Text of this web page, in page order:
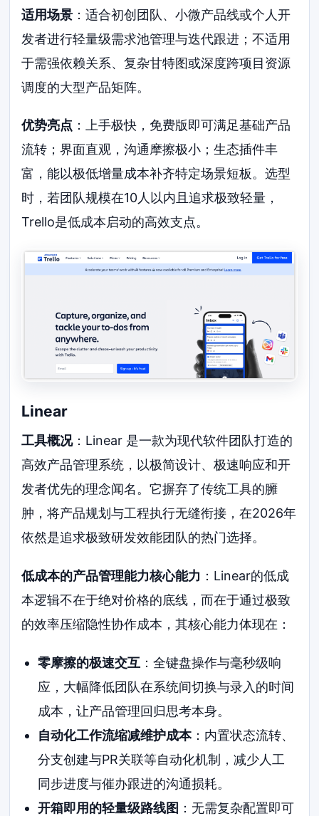
适用场景 ：适合初创团队、小微产品线或个人开
发者进行轻量级需求池管理与迭代跟进；不适用
于需强依赖关系、复杂甘特图或深度跨项目资源
调度的大型产品矩阵。
优势亮点 ：上手极快，免费版即可满足基础产品
流转；界面直观，沟通摩擦极小；生态插件丰
富，能以极低增量成本补齐特定场景短板。选型
时，若团队规模在10人以内且追求极致轻量，
Trello是低成本启动的高效支点。
Linear
工具概况：Linear 是一款为现代软件团队打造的
高效产品管理系统，以极简设计、极速响应和开
发者优先的理念闻名。它摒弃了传统工具的臃
肿，将产品规划与工程执行无缝衔接，在2026年
依然是追求极致研发效能团队的热门选择。
低成本的产品管理能力核心能力 ：Linear的低成
本逻辑不在于绝对价格的底线，而在于通过极致
的效率压缩隐性协作成本，其核心能力体现在：
零摩擦的极速交互 ：全键盘操作与毫秒级响
应，大幅降低团队在系统间切换与录入的时间
成本，让产品管理回归思考本身。
自动化工作流缩减维护成本：内置状态流转、
分支创建与PR关联等自动化机制，减少人工
同步进度与催办跟进的沟通损耗。
开箱即用的轻量级路线图 ：无需复杂配置即可